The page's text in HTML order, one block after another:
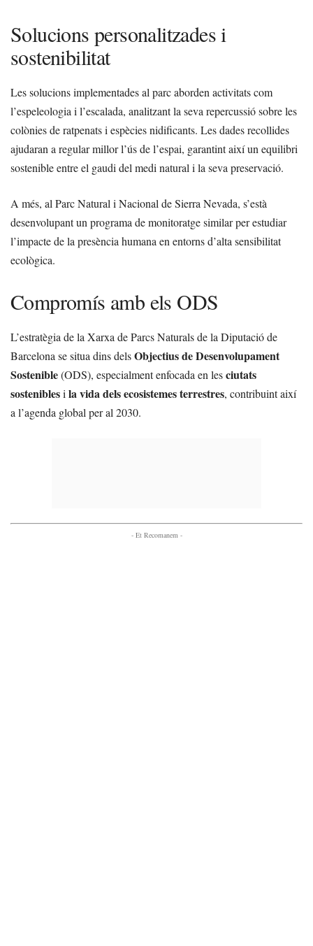
Solucions personalitzades i
sostenibilitat
Les solucions implementades al parc aborden activitats com
l’espeleologia i l’escalada, analitzant la seva repercussió sobre les
colònies de ratpenats i espècies nidificants. Les dades recollides
ajudaran a regular millor l’ús de l’espai, garantint així un equilibri
sostenible entre el gaudi del medi natural i la seva preservació.
A més, al Parc Natural i Nacional de Sierra Nevada, s’està
desenvolupant un programa de monitoratge similar per estudiar
l’impacte de la presència humana en entorns d’alta sensibilitat
ecològica.
Compromís amb els ODS
L’estratègia de la Xarxa de Parcs Naturals de la Diputació de
Barcelona se situa dins delsObjectius de Desenvolupament
Sostenible(ODS), especialment enfocada en lesciutats
sosteniblesi la vida dels ecosistemes terrestres, contribuint així
a l’agenda global per al 2030.
- Et Recomanem -